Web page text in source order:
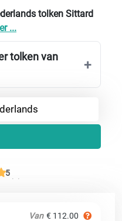
tolken Sittard
...
tolken van
5
Van € 112.00